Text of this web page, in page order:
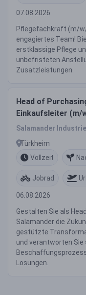
07.08.2026
Pflegefachkraft (m/
engagiertes Team!
erstklassige Pflege
unbefristeten
Zusatzleistungen.
Head of
Einkaufsleiter (m/
Salamander
Türkheim
Vollzeit
Jobrad
06.08.2026
Gestalten Sie als
Salamander die
gestützte
und verantworten
Lösungen.